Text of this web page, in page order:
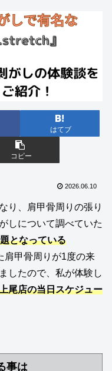
はてブ
コピー
2026.06.10
り、肩甲骨周りの張り
しについて調べていた
となっている
肩甲骨周りが1度の来
したので、私が体験し
尾店の当日スケジュー
事は